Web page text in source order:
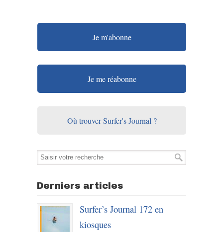
Je m'abonne
Je me réabonne
Où trouver Surfer's Journal ?
Derniers articles
Surfer’s Journal 172 en
kiosques